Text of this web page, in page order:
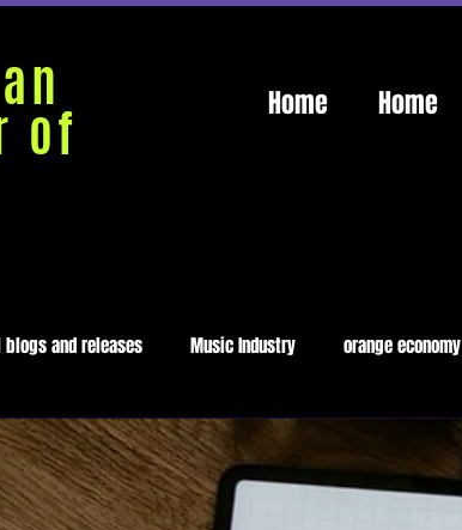
of Home Home
blogs and releases Music Industry orange economy
Medellín